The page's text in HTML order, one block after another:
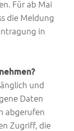
Für ab Mai
die Meldung
in
und
Daten
abgerufen
Zugriff, die